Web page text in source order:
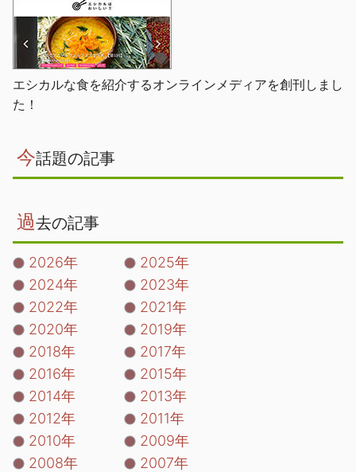
エシカルな食を紹介するオンラインメディアを創刊しまし
た！
今話題の記事
過去の記事
2026年
2025年
2024年
2023年
2022年
2021年
2020年
2019年
2018年
2017年
2016年
2015年
2014年
2013年
2012年
2011年
2010年
2009年
2008年
2007年